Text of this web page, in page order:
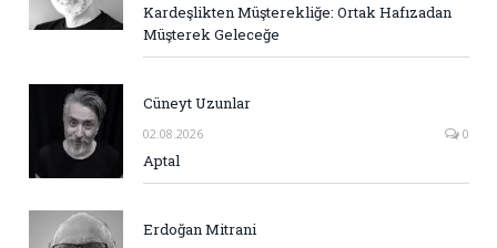
Kardeşlikten Müşterekliğe: Ortak Hafızadan
Müşterek Geleceğe
Cüneyt Uzunlar
02.08.2026 0
Aptal
Erdoğan Mitrani